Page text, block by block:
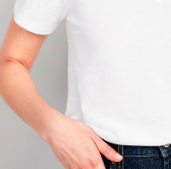
y Accesorios
y Cocina